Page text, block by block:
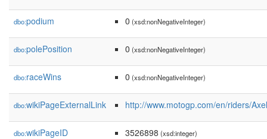
dbo:podium 0 (xsd:nonNegativeInteger)
dbo:polePosition 0 (xsd:nonNegativeInteger)
dbo:raceWins 0 (xsd:nonNegativeInteger)
dbo:wikiPageExternalLink http://www.motogp.com/en/riders/
dbo:wikiPageID 3526898 (xsd:integer)